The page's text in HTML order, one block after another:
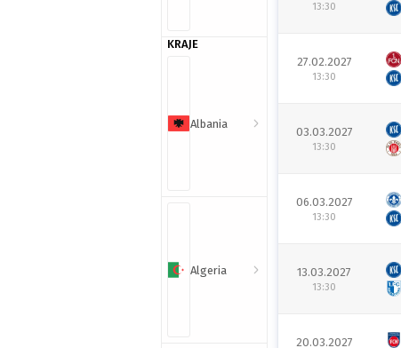
KRAJE
Albania
Algeria
13:30
27.02.2027
13:30
03.03.2027
13:30
06.03.2027
13:30
13.03.2027
13:30
20.03.2027